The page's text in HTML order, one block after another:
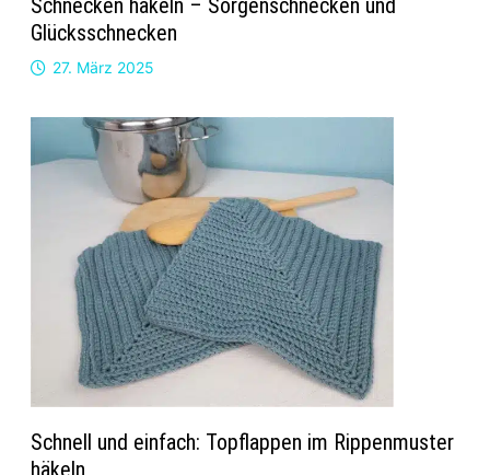
Glücksschnecken
27. März 2025
Schnell und einfach: Topflappen im Rippenmuster
häkeln